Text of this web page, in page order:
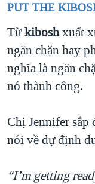
PUT THE
Từkiboshxuất
ngăn chặn hay
nghĩa là ngăn
nó thành công.
Chị Jennifer
nói về dự định
“I’m getting